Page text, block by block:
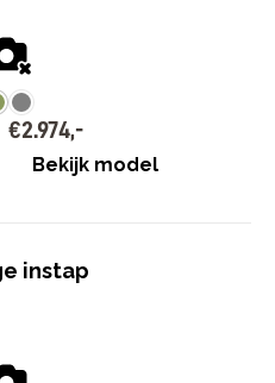
€2.974,-
Bekijk model
instap